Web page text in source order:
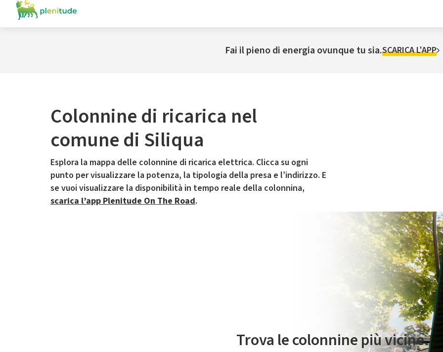
Fai il pieno di energia ovunque tu sia.SCARICA L'APP
Colonnine di ricarica nel
comune di Siliqua
Esplora la mappa delle colonnine di ricarica elettrica. Clicca su ogni
punto per visualizzare la potenza, la tipologia della presa e l’indirizzo. E
se vuoi visualizzare la disponibilità in tempo reale della colonnina,
scarica l’app Plenitude On The Road.
Il servizio di mobilità elettrica è gestito da Plenitude On The Road
Trova le colonnine più vicine.